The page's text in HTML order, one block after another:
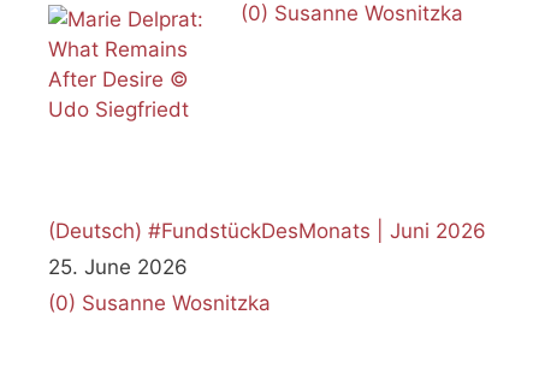
(0) Susanne Wosnitzka
(Deutsch) #FundstückDesMonats | Juni 2026
25. June 2026
(0) Susanne Wosnitzka